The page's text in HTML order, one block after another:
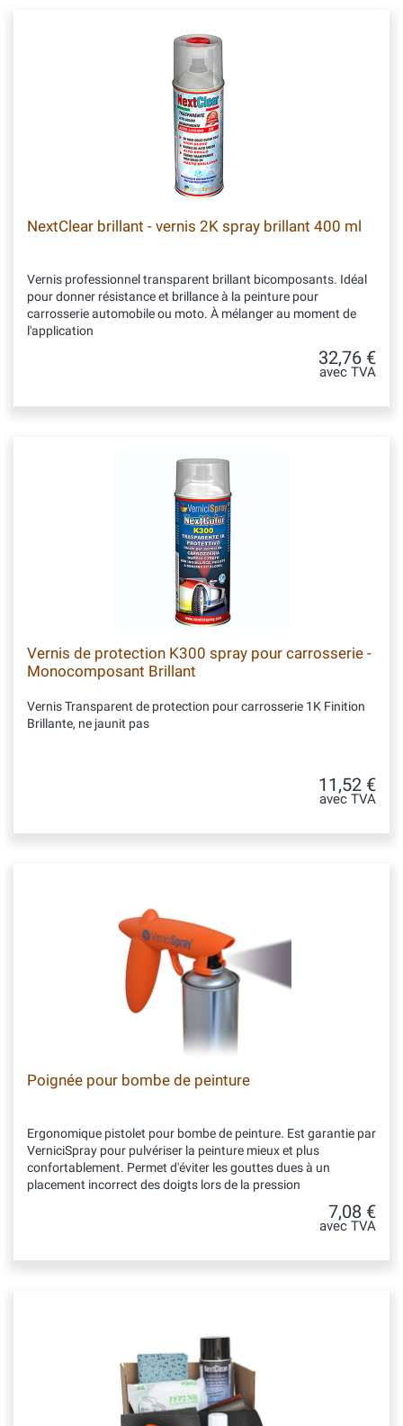
NextClear brillant - vernis 2K spray brillant 400 ml
Vernis professionnel transparent brillant bicomposants. Idéal
pour donner résistance et brillance à la peinture pour
carrosserie automobile ou moto. À mélanger au moment de
l'application
32,76 €
avec TVA
Vernis de protection K300 spray pour carrosserie -
Monocomposant Brillant
Vernis Transparent de protection pour carrosserie 1K Finition
Brillante, ne jaunit pas
11,52 €
avec TVA
Poignée pour bombe de peinture
Ergonomique pistolet pour bombe de peinture. Est garantie par
VerniciSpray pour pulvériser la peinture mieux et plus
confortablement. Permet d'éviter les gouttes dues à un
placement incorrect des doigts lors de la pression
7,08 €
avec TVA